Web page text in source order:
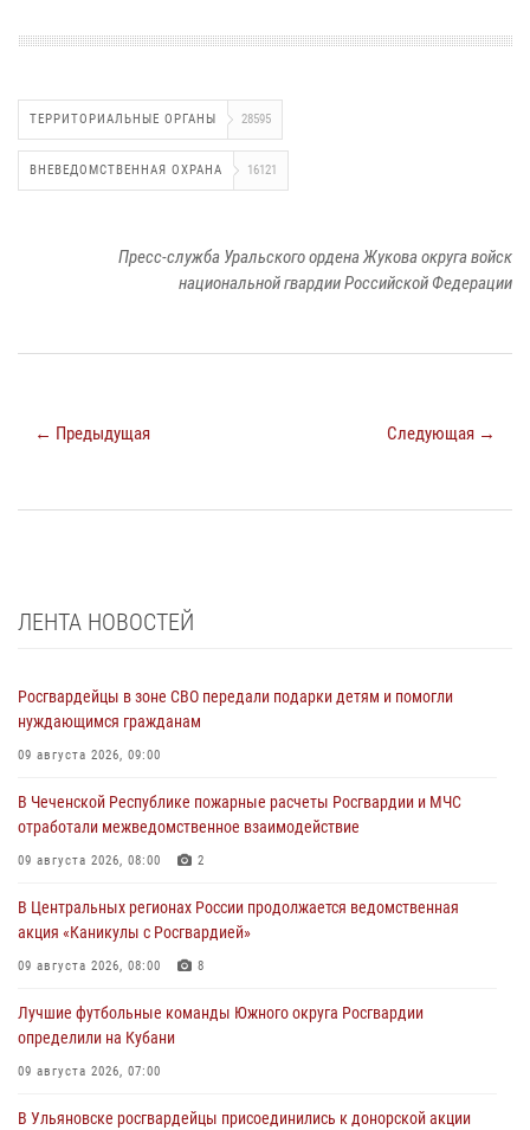
ТЕРРИТОРИАЛЬНЫЕ ОРГАНЫ 28595
ВНЕВЕДОМСТВЕННАЯ ОХРАНА 16121
Пресс-служба Уральского ордена Жукова округа войск
национальной гвардии Российской Федерации
← Предыдущая Следующая →
ЛЕНТА НОВОСТЕЙ
Росгвардейцы в зоне СВО передали подарки детям и помогли
нуждающимся гражданам
09 августа 2026, 09:00
В Чеченской Республике пожарные расчеты Росгвардии и МЧС
отработали межведомственное взаимодействие
09 августа 2026, 08:00 2
В Центральных регионах России продолжается ведомственная
акция «Каникулы с Росгвардией»
09 августа 2026, 08:00 8
Лучшие футбольные команды Южного округа Росгвардии
определили на Кубани
09 августа 2026, 07:00
В Ульяновске росгвардейцы присоединились к донорской акции